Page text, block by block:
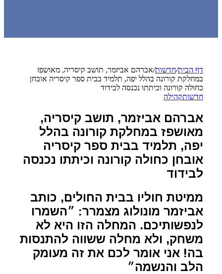
דף הבית/חדשות/אברהם אביזמר, תושב קיסריה, מאושפז
במחלקת קורונה בהלל יפה, תלמיד בבית ספר קיסריה אובחן
כחולה קורונה וכיתתו נכנסה לבידוד
חדשותקהילה
אברהם אביזמר, תושב קיסריה,
מאושפז במחלקת קורונה בהלל
יפה, תלמיד בבית ספר קיסריה
אובחן כחולה קורונה וכיתתו נכנסה
לבידוד
ממיטת חוליו בבית החולים, כותב
אביזמר מונולוג מצמרר: ״השמרו
לנפשותיכם. המחלה הזו היא לא
משחק, ולא מחלה ששווה להתנסות
בה! אני אומר לכם את זה מעומק
הלב והנשמה״